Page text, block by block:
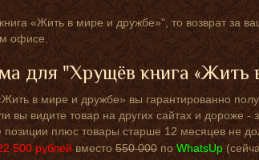
«Жить в мире и дружбе»", то возврат за
офисе.
для "Хрущёв книга «Жить
в мире и дружбе» вы гарантированно
вы видите товар на других сайтах и дороже
позиции плюс товары старше 12 месяцев не
500 рублейвместо550 000поWhatsUp